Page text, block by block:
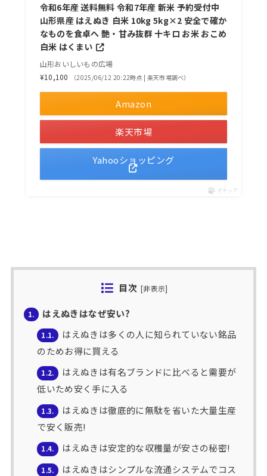
令和6年産 送料無料 令和7年産 新米 予約受付中
山形県産 はえぬき 白米 10kg 5kg×2 安全で確か
なものを食卓へ 艶・甘み抜群 十キロ お米 おこめ
白米 はくまい
山形おいしいもの広場
¥10,100
（2025/06/12 20:22時点 | 楽天市場調べ）
Amazon
楽天市場
Yahooショッピング
ポチップ
目次 [非表示]
1. はえぬきはなぜ安い?
1.1.
はえぬきは多くの人に知られていない銘品
のためお得に買える
1.2.
はえぬきは有名ブランドに比べると需要が
低いため安く手に入る
1.3.
はえぬきは徹底的に無駄を省いた大量生産
で安く販売!
1.4. はえぬきは安定的な収穫量が安さの秘密!
1.5.
はえぬきはシンプルな流通システムでコス